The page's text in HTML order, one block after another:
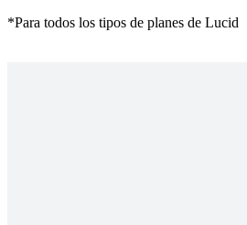
*Para todos los tipos de planes de Lucid